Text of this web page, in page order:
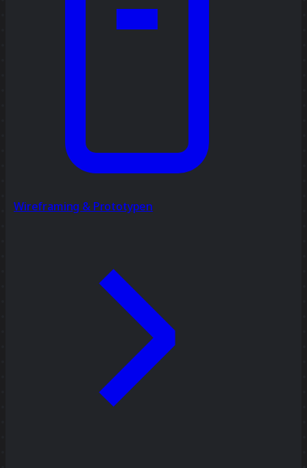
Wireframing & Prototypen